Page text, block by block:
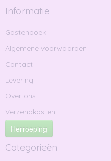
Informatie
Gastenboek
Algemene voorwaarden
Contact
Levering
Over ons
Verzendkosten
Herroeping
Categorieën